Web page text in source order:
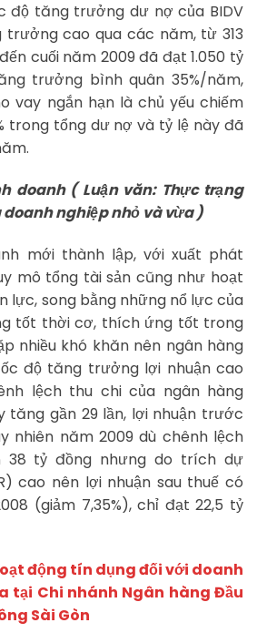
độ tăng trưởng dư nợ của BIDV
trưởng cao qua các năm, từ 313
cuối năm 2009 đã đạt 1.050 tỷ
trưởng bình quân 35%/năm,
vay ngắn hạn là chủ yếu chiếm
trong tổng dư nợ và tỷ lệ này đã
doanh ( Luận văn: Thực trạng
nghiệp nhỏ và vừa )
mới thành lập, với xuất phát
mô tổng tài sản cũng như hoạt
lực, song bằng những nổ lực của
tốt thời cơ, thích ứng tốt trong
nhiều khó khăn nên ngân hàng
độ tăng trưởng lợi nhuận cao
lệch thu chi của ngân hàng
tăng gần 29 lần, lợi nhuận trước
nhiên năm 2009 dù chênh lệch
38 tỷ đồng nhưng do trích dự
cao nên lợi nhuận sau thuế có
(giảm 7,35%), chỉ đạt 22,5 tỷ
động tín dụng đối với doanh
tại Chi nhánh Ngân hàng Đầu
Sài Gòn